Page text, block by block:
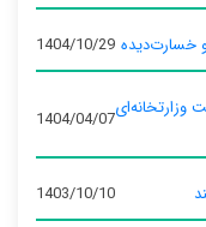
خسارت‌دیده 1404/10/29
وزارتخانه‌ای1404/04/07
1403/10/10